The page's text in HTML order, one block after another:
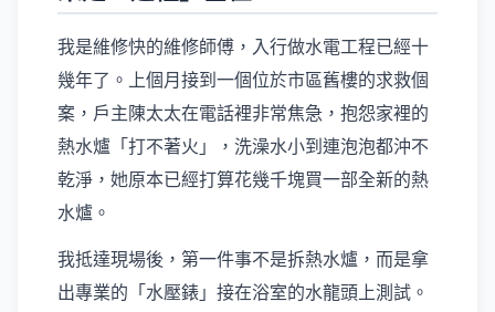
我是維修快的維修師傅，入行做水電工程已經十
幾年了。上個月接到一個位於市區舊樓的求救個
案，戶主陳太太在電話裡非常焦急，抱怨家裡的
熱水爐「打不著火」，洗澡水小到連泡泡都沖不
乾淨，她原本已經打算花幾千塊買一部全新的熱
水爐。
我抵達現場後，第一件事不是拆熱水爐，而是拿
出專業的「水壓錶」接在浴室的水龍頭上測試。